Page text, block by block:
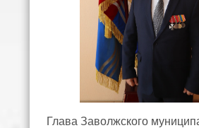
Глава Заволжского